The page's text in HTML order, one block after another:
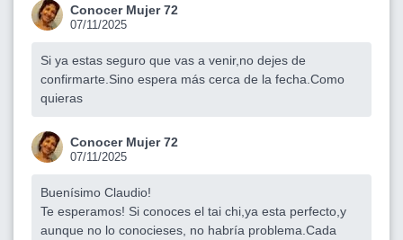
Conocer Mujer 72
07/11/2025
Si ya estas seguro que vas a venir,no dejes de
confirmarte.Sino espera más cerca de la fecha.Como
quieras
Conocer Mujer 72
07/11/2025
Buenísimo Claudio!
Te esperamos! Si conoces el tai chi,ya esta perfecto,y
aunque no lo conocieses, no habría problema.Cada